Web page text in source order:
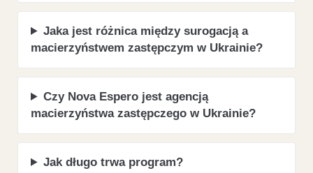
Jaka jest różnica między surogacją a
macierzyństwem zastępczym w Ukrainie?
Czy Nova Espero jest agencją
macierzyństwa zastępczego w Ukrainie?
Jak długo trwa program?